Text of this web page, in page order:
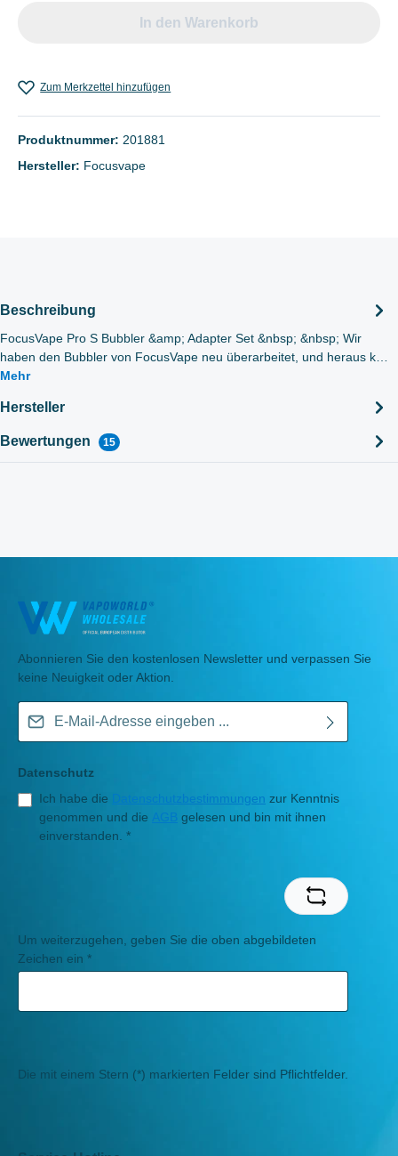
In den Warenkorb
Zum Merkzettel hinzufügen
Produktnummer: 201881
Hersteller: Focusvape
Beschreibung
FocusVape Pro S Bubbler &amp; Adapter Set &nbsp; &nbsp; Wir
haben den Bubbler von FocusVape neu überarbeitet, und heraus k…
Mehr
Hersteller
Bewertungen 15
Abonnieren Sie den kostenlosen Newsletter und verpassen Sie
keine Neuigkeit oder Aktion.
Datenschutz
Ich habe die Datenschutzbestimmungen zur Kenntnis
genommen und die
gelesen und bin mit ihnen
einverstanden. *
Um weiterzugehen, geben Sie die oben abgebildeten
Zeichen ein *
Die mit einem Stern (*) markierten Felder sind Pflichtfelder.